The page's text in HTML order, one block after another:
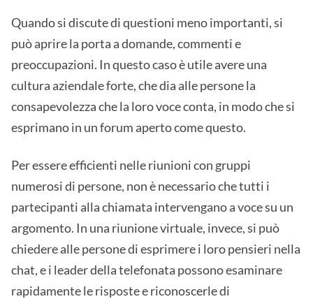
Quando si discute di questioni meno importanti, si
può aprire la porta a domande, commenti e
preoccupazioni. In questo caso è utile avere una
cultura aziendale forte, che dia alle persone la
consapevolezza che la loro voce conta, in modo che si
esprimano in un forum aperto come questo.
Per essere efficienti nelle riunioni con gruppi
numerosi di persone, non è necessario che tutti i
partecipanti alla chiamata intervengano a voce su un
argomento. In una riunione virtuale, invece, si può
chiedere alle persone di esprimere i loro pensieri nella
chat, e i leader della telefonata possono esaminare
rapidamente le risposte e riconoscerle di